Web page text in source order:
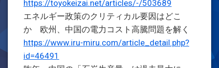
https://toyokeizai.net/articles/-/503689
エネルギー政策のクリティカル要因はどこ
か 欧州、中国の電力コスト高騰問題を解く
https://www.iru-miru.com/article_detail.php?
id=46491